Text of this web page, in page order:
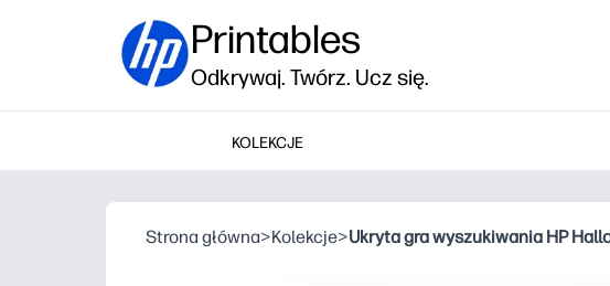
Printables
Odkrywaj. Twórz. Ucz się.
KOLEKCJE
Strona główna>Kolekcje>Ukryta gra wyszukiwania HP